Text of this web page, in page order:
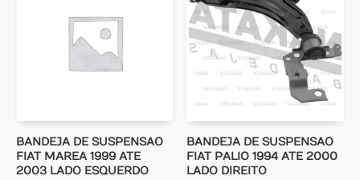
BANDEJA DE SUSPENSAO
FIAT MAREA 1999 ATE
2003 LADO ESQUERDO
BANDEJA DE SUSPENSAO
FIAT PALIO 1994 ATE 2000
LADO DIREITO